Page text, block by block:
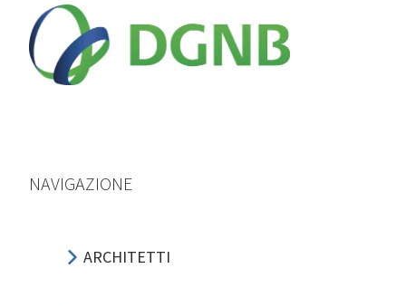
NAVIGAZIONE
ARCHITETTI